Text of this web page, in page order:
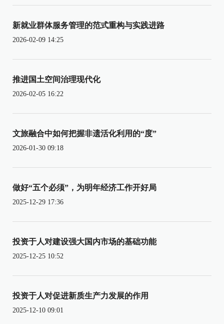
新就业群体服务管理的范式重构与实践进路
2026-02-09 14:25
推进国土空间治理现代化
2026-02-05 16:22
文旅融合中如何把握非遗活化利用的“度”
2026-01-30 09:18
做好“五个必须”，为明年经济工作开好局
2025-12-29 17:36
投资于人对建设强大国内市场的基础功能
2025-12-25 10:52
投资于人对促进新质生产力发展的作用
2025-12-10 09:01